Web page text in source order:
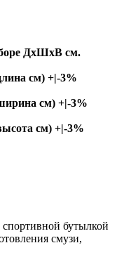
ДxШxВ см.
см) +|-3%
см) +|-3%
см) +|-3%
бутылкой
смузи,